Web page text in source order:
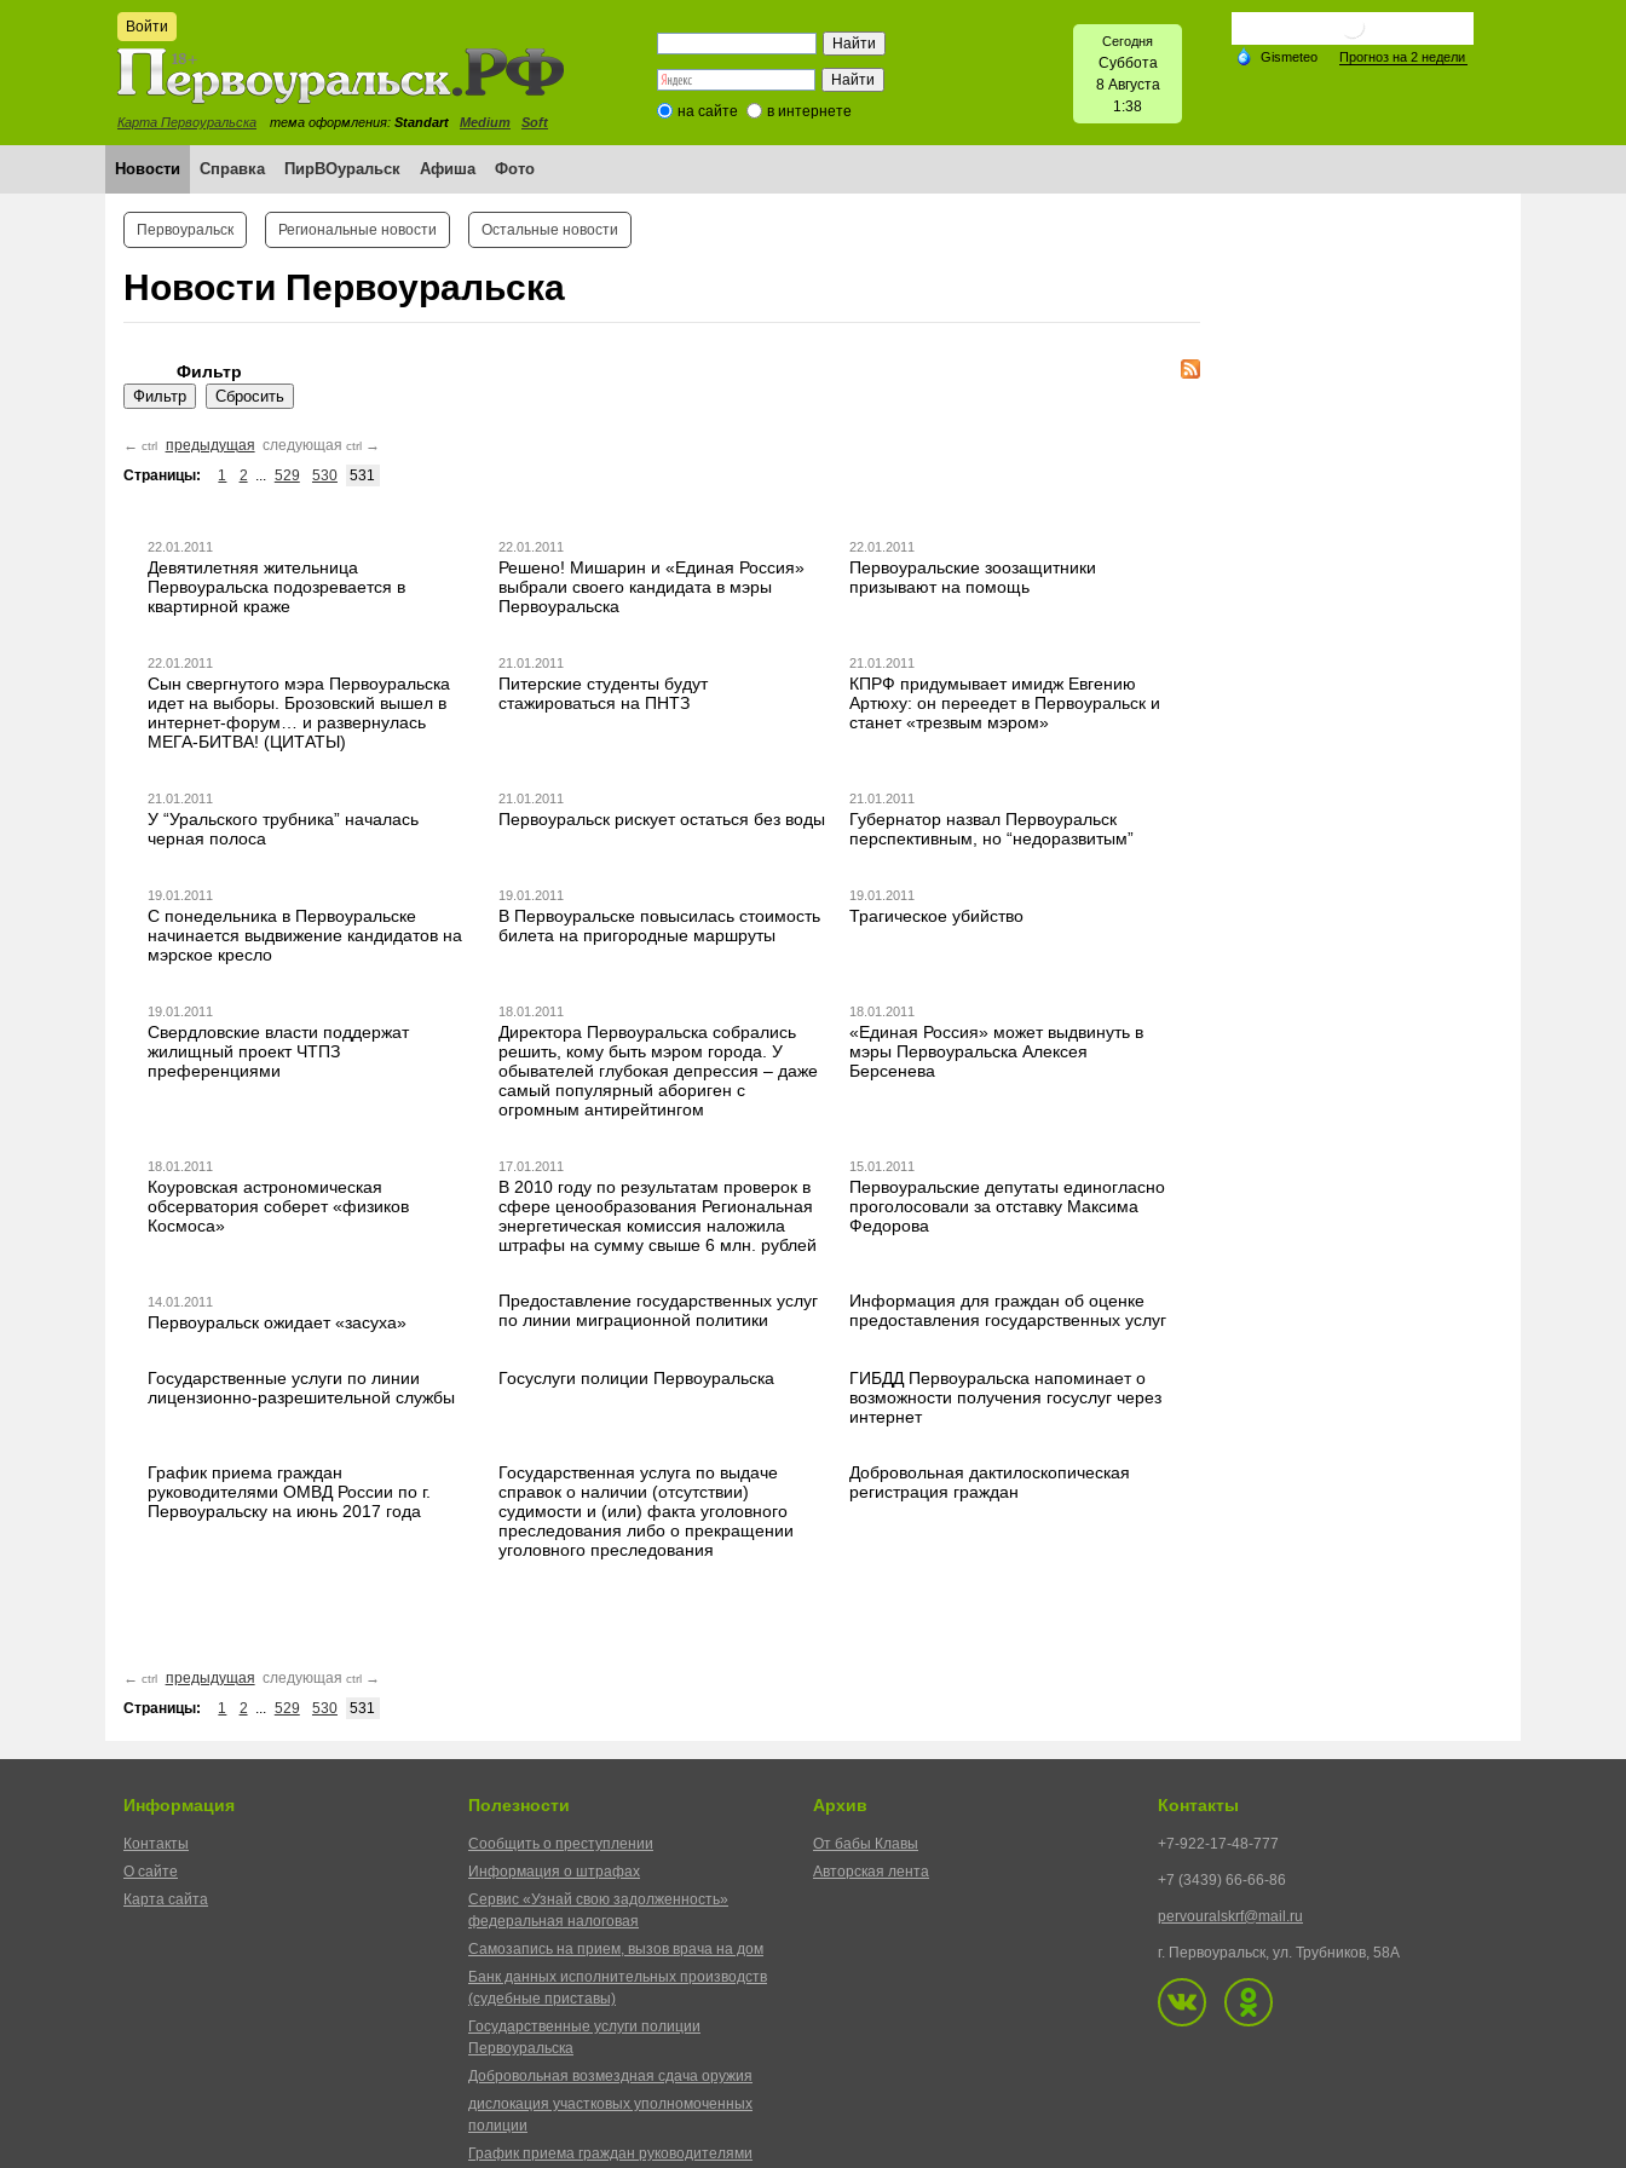
Войти
Карта Первоуральска тема оформления: Standart Medium Soft
на сайте в интернете
Сегодня
Суббота
8 Августа
1:38
Новости Справка ПирВОуральск Афиша Фото
Первоуральск Региональные новости Остальные новости
Новости Первоуральска
Фильтр
← ctrl предыдущая следующая ctrl →
Страницы:
1 2 ... 529 530 531
22.01.2011
Девятилетняя жительница
Первоуральска подозревается в
квартирной краже
22.01.2011
Решено! Мишарин и «Единая Россия»
выбрали своего кандидата в мэры
Первоуральска
22.01.2011
Первоуральские зоозащитники
призывают на помощь
22.01.2011
Сын свергнутого мэра Первоуральска
идет на выборы. Брозовский вышел в
интернет-форум… и развернулась
МЕГА-БИТВА! (ЦИТАТЫ)
21.01.2011
Питерские студенты будут
стажироваться на ПНТЗ
21.01.2011
КПРФ придумывает имидж Евгению
Артюху: он переедет в Первоуральск и
станет «трезвым мэром»
21.01.2011
У “Уральского трубника” началась
черная полоса
21.01.2011
Первоуральск рискует остаться без воды
21.01.2011
Губернатор назвал Первоуральск
перспективным, но “недоразвитым”
19.01.2011
С понедельника в Первоуральске
начинается выдвижение кандидатов на
мэрское кресло
19.01.2011
В Первоуральске повысилась стоимость
билета на пригородные маршруты
19.01.2011
Трагическое убийство
19.01.2011
Свердловские власти поддержат
жилищный проект ЧТПЗ
преференциями
18.01.2011
Директора Первоуральска собрались
решить, кому быть мэром города. У
обывателей глубокая депрессия – даже
самый популярный абориген с
огромным антирейтингом
18.01.2011
«Единая Россия» может выдвинуть в
мэры Первоуральска Алексея
Берсенева
18.01.2011
Коуровская астрономическая
обсерватория соберет «физиков
Космоса»
17.01.2011
В 2010 году по результатам проверок в
сфере ценообразования Региональная
энергетическая комиссия наложила
штрафы на сумму свыше 6 млн. рублей
15.01.2011
Первоуральские депутаты единогласно
проголосовали за отставку Максима
Федорова
14.01.2011
Первоуральск ожидает «засуха»
Предоставление государственных услуг
по линии миграционной политики
Информация для граждан об оценке
предоставления государственных услуг
Государственные услуги по линии
лицензионно-разрешительной службы
Госуслуги полиции Первоуральска
ГИБДД Первоуральска напоминает о
возможности получения госуслуг через
интернет
График приема граждан
руководителями ОМВД России по г.
Первоуральску на июнь 2017 года
Государственная услуга по выдаче
справок о наличии (отсутствии)
судимости и (или) факта уголовного
преследования либо о прекращении
уголовного преследования
Добровольная дактилоскопическая
регистрация граждан
← ctrl предыдущая следующая ctrl →
Страницы:
1 2 ... 529 530 531
Информация
Контакты
О сайте
Карта сайта
Полезности
Сообщить о преступлении
Информация о штрафах
Сервис «Узнай свою задолженность»
федеральная налоговая
Самозапись на прием, вызов врача на дом
Банк данных исполнительных производств
(судебные приставы)
Государственные услуги полиции
Первоуральска
Добровольная возмездная сдача оружия
дислокация участковых уполномоченных
полиции
График приема граждан руководителями
Архив
От бабы Клавы
Авторская лента
Контакты
+7-922-17-48-777
+7 (3439) 66-66-86
pervouralskrf@mail.ru
г. Первоуральск, ул. Трубников, 58А